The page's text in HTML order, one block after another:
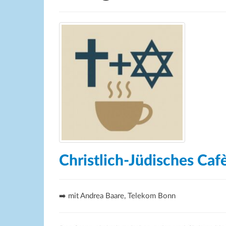
Christlich-Jüdisches
➡️ mit Andrea Baare, Telekom Bonn